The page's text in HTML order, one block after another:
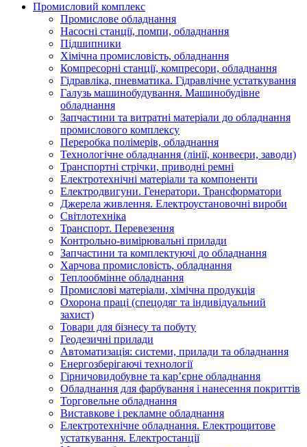
Промисловий комплекс
Промислове обладнання
Насосні станції, помпи, обладнання
Підшипники
Хімічна промисловість, обладнання
Компресорні станції, компресори, обладнання
Гідравліка, пневматика. Гідравлічне устаткування
Галузь машинобудування. Машинобудівне
обладнання
Запчастини та витратні матеріали до обладнання
промислового комплексу
Переробка полімерів, обладнання
Технологічне обладнання (лінії, конвеєри, заводи)
Транспортні стрічки, приводні ремні
Електротехнічні матеріали та компоненти
Електродвигуни. Генератори. Трансформатори
Джерела живлення. Електроустановочні вироби
Світлотехніка
Транспорт. Перевезення
Контрольно-вимірювальні прилади
Запчастини та комплектуючі до обладнання
Харчова промисловість, обладнання
Теплообмінне обладнання
Промислові матеріали, хімічна продукція
Охорона праці (спецодяг та індивідуальний
захист)
Товари для бізнесу та побуту
Геодезичні прилади
Автоматизація: системи, прилади та обладнання
Енергозберігаючі технології
Гірничовидобувне та кар’єрне обладнання
Обладнання для фарбування і нанесення покриттів
Торговельне обладнання
Виставкове і рекламне обладнання
Електротехнічне обладнання. Електрощитове
устаткування. Електростанції